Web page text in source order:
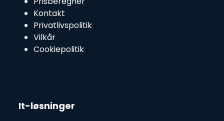
Kontakt
Privatlivspolitik
Vilkår
Cookiepolitik
It-løsninger